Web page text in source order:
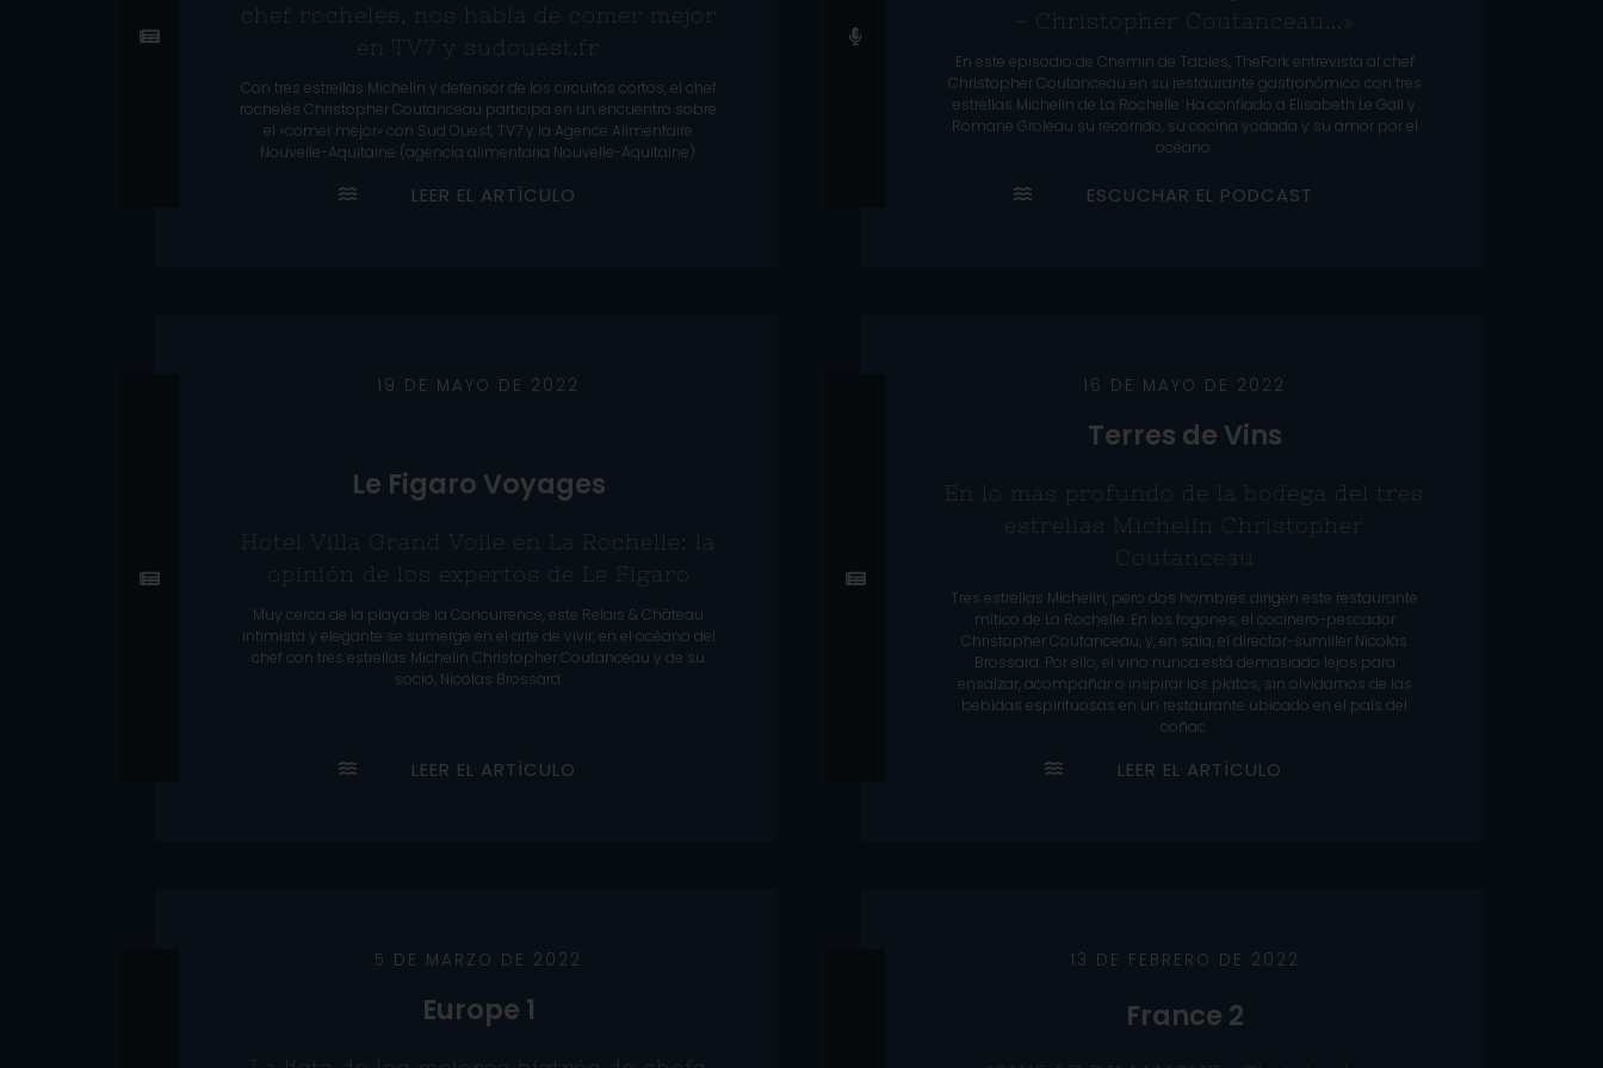
chef rochelés, nos habla de comer mejor
en TV7 y sudouest.fr
Con tres estrellas Michelin y defensor de los circuitos cortos, el chef
rochelés Christopher Coutanceau participa en un encuentro sobre
el «comer mejor» con Sud Ouest, TV7 y la Agence Alimentaire
Nouvelle-Aquitaine (agencia alimentaria Nouvelle-Aquitaine).
LEER EL ARTÍCULO
- Christopher Coutanceau...»
En este episodio de Chemin de Tables, TheFork entrevista al chef
Christopher Coutanceau en su restaurante gastronómico con tres
estrellas Michelin de La Rochelle. Ha confiado a Elisabeth Le Gall y
Romane Groleau su recorrido, su cocina yodada y su amor por el
océano.
ESCUCHAR EL PODCAST
19 DE MAYO DE 2022
Le Figaro Voyages
Hotel Villa Grand Voile en La Rochelle: la
opinión de los expertos de Le Figaro
Muy cerca de la playa de la Concurrence, este Relais & Château
intimista y elegante se sumerge en el arte de vivir, en el océano del
chef con tres estrellas Michelin Christopher Coutanceau y de su
socio, Nicolas Brossard.
LEER EL ARTÍCULO
16 DE MAYO DE 2022
Terres de Vins
En lo más profundo de la bodega del tres
estrellas Michelin Christopher
Coutanceau
Tres estrellas Michelin, pero dos hombres dirigen este restaurante
mítico de La Rochelle. En los fogones, el cocinero-pescador
Christopher Coutanceau, y, en sala, el director-sumiller Nicolas
Brossard. Por ello, el vino nunca está demasiado lejos para
ensalzar, acompañar o inspirar los platos, sin olvidarnos de las
bebidas espirituosas en un restaurante ubicado en el país del
coñac.
LEER EL ARTÍCULO
5 DE MARZO DE 2022
Europe 1
13 DE FEBRERO DE 2022
France 2